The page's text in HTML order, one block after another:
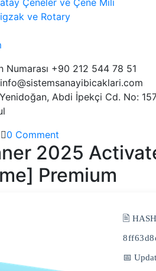
ve Rotary
Numarası +90 212 544 78 51
Abdi İpekçi Cd. No:
0 Comment
2025
Premium
🖹
📅